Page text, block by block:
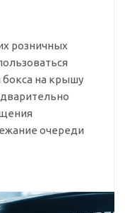
розничных
бокса на крышу
очереди